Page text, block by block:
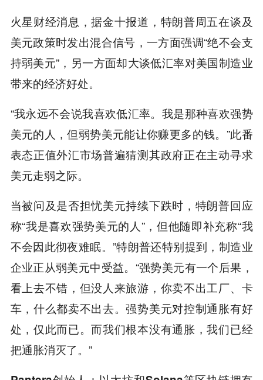
火星财经消息，据金十报道，特朗普周五在谈及
美元政策时发出混合信号，一方面强调“绝不会支
持弱美元”，另一方面却大谈低汇率对美国制造业
带来的经济好处。
“我永远不会说我喜欢低汇率。我是那种喜欢强势
美元的人，但弱势美元能让你赚更多的钱。”此番
表态正值外汇市场普遍猜测其政府正在主动寻求
美元走弱之际。
当被问及是否担忧美元持续下跌时，特朗普回应
称“我是喜欢强势美元的人”，但他随即补充称“我
不会因此彻夜难眠。”特朗普还特别提到，制造业
企业正从弱美元中受益。“强势美元有一个后果，
看上去不错，但没人来旅游，你卖不出工厂、卡
车，什么都卖不出去。强势美元对控制通胀有好
处，仅此而已。而我们根本没有通胀，我们已经
把通胀消灭了。”